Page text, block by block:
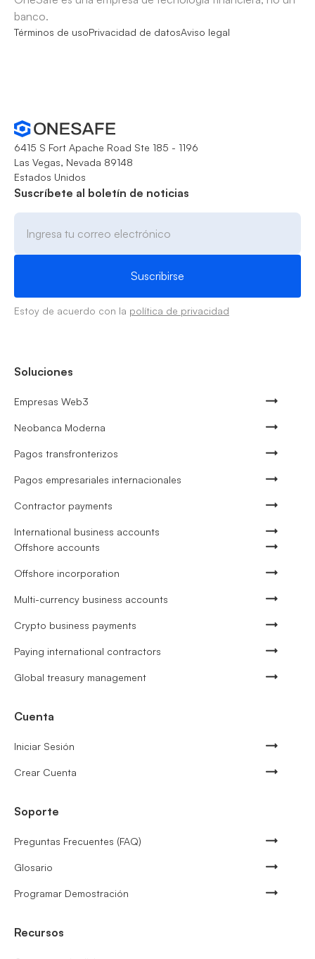
banco.
Términos de usoPrivacidad de datosAviso legal
6415 S Fort Apache Road Ste 185 - 1196
Las Vegas, Nevada 89148
Estados Unidos
Suscríbete al boletín de noticias
Estoy de acuerdo con la política de privacidad
Soluciones
Empresas Web3
Neobanca Moderna
Pagos transfronterizos
Pagos empresariales internacionales
Contractor payments
International business accounts
Offshore accounts
Offshore incorporation
Multi-currency business accounts
Crypto business payments
Paying international contractors
Global treasury management
Cuenta
Iniciar Sesión
Crear Cuenta
Soporte
Preguntas Frecuentes (FAQ)
Glosario
Programar Demostración
Recursos